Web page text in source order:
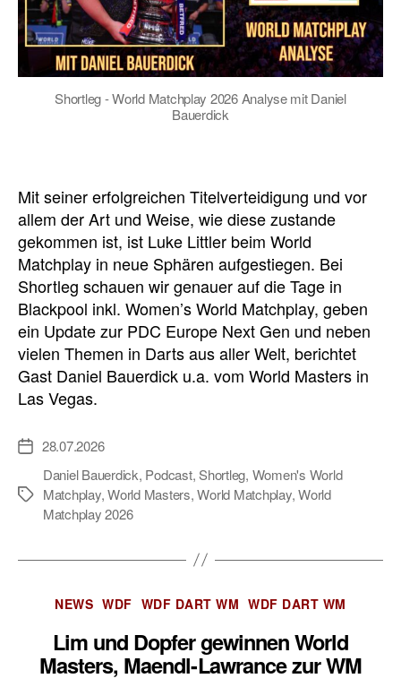
Shortleg - World Matchplay 2026 Analyse mit Daniel
Bauerdick
Mit seiner erfolgreichen Titelverteidigung und vor
allem der Art und Weise, wie diese zustande
gekommen ist, ist Luke Littler beim World
Matchplay in neue Sphären aufgestiegen. Bei
Shortleg schauen wir genauer auf die Tage in
Blackpool inkl. Women’s World Matchplay, geben
ein Update zur PDC Europe Next Gen und neben
vielen Themen in Darts aus aller Welt, berichtet
Gast Daniel Bauerdick u.a. vom World Masters in
Las Vegas.
Veröffentlichungsdatum
28.07.2026
Schlagwörter
Daniel Bauerdick, Podcast,Shortleg, Women's World
Matchplay,World Masters,World Matchplay,World
Matchplay 2026
Kategorien
NEWS WDF WDF DART WM WDF DART WM
Lim und Dopfer gewinnen World
Masters, Maendl-Lawrance zur WM